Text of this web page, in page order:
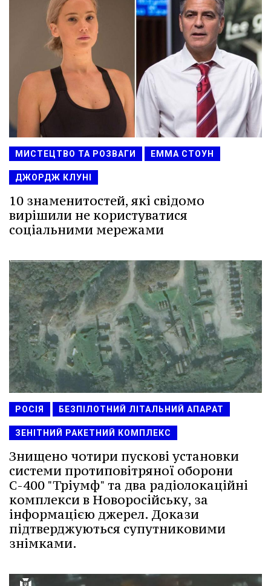
МИСТЕЦТВО ТА РОЗВАГИ ЕММА СТОУН
ДЖОРДЖ КЛУНІ
10 знаменитостей, які свідомо
вирішили не користуватися
соціальними мережами
РОСІЯ БЕЗПІЛОТНИЙ ЛІТАЛЬНИЙ АПАРАТ
ЗЕНІТНИЙ РАКЕТНИЙ КОМПЛЕКС
Знищено чотири пускові установки
системи протиповітряної оборони
С-400 "Тріумф" та два радіолокаційні
комплекси в Новоросійську, за
інформацією джерел. Докази
підтверджуються супутниковими
знімками.